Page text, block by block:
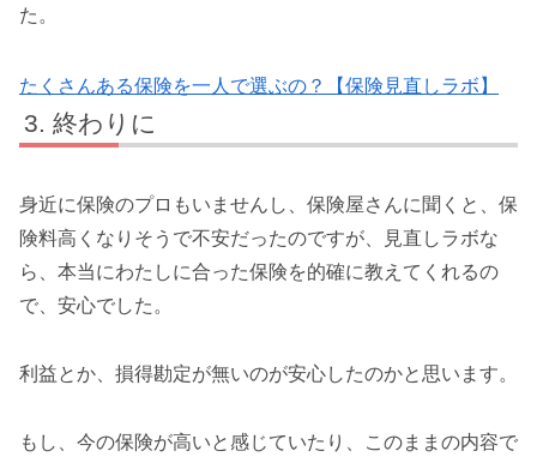
た。
たくさんある保険を一人で選ぶの？【保険見直しラボ】
終わりに
身近に保険のプロもいませんし、保険屋さんに聞くと、保
険料高くなりそうで不安だったのですが、見直しラボな
ら、本当にわたしに合った保険を的確に教えてくれるの
で、安心でした。
利益とか、損得勘定が無いのが安心したのかと思います。
もし、今の保険が高いと感じていたり、このままの内容で